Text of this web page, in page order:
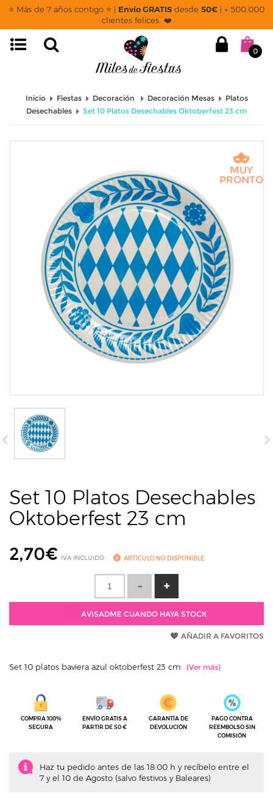
⭐ Más de 7 años contigo ⭐ | Envío GRATIS desde 50€ | + 500.000
clientes felices ❤️
0
Inicio Fiestas Decoración Decoración Mesas
Platos
Desechables
Set 10 Platos Desechables Oktoberfest 23 cm
MUY
PRONTO
Set 10 Platos Desechables
Oktoberfest 23 cm
2,70€ IVA INCLUIDO ARTÍCULO NO DISPONIBLE
AVISADME CUANDO HAYA STOCK
AÑADIR A FAVORITOS
Set 10 platos baviera azul oktoberfest 23 cm
COMPRA 100%
SEGURA
ENVÍO GRATIS A
PARTIR DE 50 €
GARANTÍA DE
DEVOLUCIÓN
PAGO CONTRA
REEMBOLSO SIN
COMISIÓN
Haz tu pedido antes de las 18:00 h y recíbelo entre el
7 y el 10 de Agosto (salvo festivos y Baleares)